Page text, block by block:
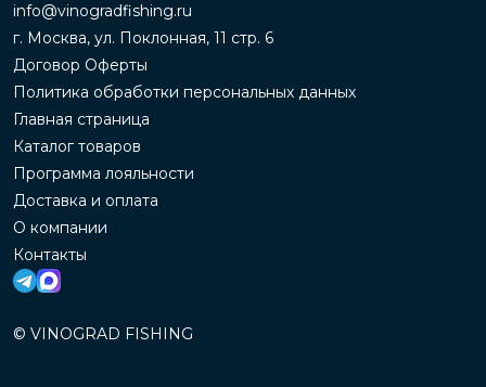
info@vinogradfishing.ru
г. Москва, ул. Поклонная, 11 стр. 6
Договор Оферты
Политика обработки персональных данных
Главная страница
Каталог товаров
Программа лояльности
Доставка и оплата
О компании
Контакты
© VINOGRAD FISHING